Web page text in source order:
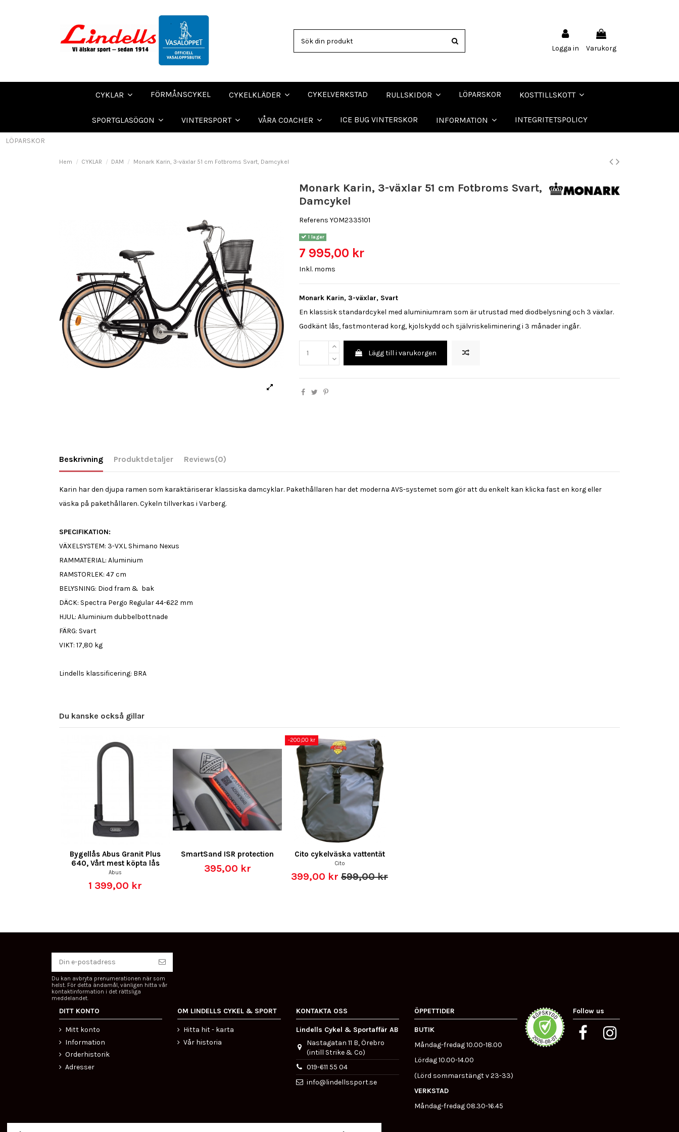
Logga in Varukorg
CYKLAR FÖRMÅNSCYKEL CYKELKLÄDER CYKELVERKSTAD RULLSKIDOR LÖPARSKOR KOSTTILLSKOTT
SPORTGLASÖGON VINTERSPORT VÅRA COACHER ICE BUG VINTERSKOR INFORMATION INTEGRITETSPOLICY
LÖPARSKOR
Hem CYKLAR DAM Monark Karin, 3-växlar 51 cm Fotbroms Svart, Damcykel
Monark Karin, 3-växlar 51 cm Fotbroms Svart,
Damcykel
Referens YOM2335101
I lager
7 995,00 kr
Inkl. moms
Monark Karin, 3-växlar, Svart
En klassisk standardcykel med aluminiumram som är utrustad med diodbelysning och 3 växlar.
Godkänt lås, fastmonterad korg, kjolskydd och självriskeliminering i 3 månader ingår.
Lägg till i varukorgen
Beskrivning Produktdetaljer Reviews(0)
Karin har den djupa ramen som karaktäriserar klassiska damcyklar. Pakethållaren har det moderna AVS-systemet som gör att du enkelt kan klicka fast en korg eller
väska på pakethållaren. Cykeln tillverkas i Varberg.
SPECIFIKATION:
VÄXELSYSTEM: 3-VXL Shimano Nexus
RAMMATERIAL: Aluminium
RAMSTORLEK: 47 cm
BELYSNING: Diod fram & bak
DÄCK: Spectra Pergo Regular 44-622 mm
HJUL: Aluminium dubbelbottnade
FÄRG: Svart
VIKT: 17,80 kg
Lindells klassificering: BRA
Du kanske också gillar
Bygellås Abus Granit Plus
640, Vårt mest köpta lås
Abus
1 399,00 kr
SmartSand ISR protection
395,00 kr
-200,00 kr
Cito cykelväska vattentät
Cito
399,00 kr 599,00 kr
Du kan avbryta prenumerationen när som
helst. För detta ändamål, vänligen hitta vår
kontaktinformation i det rättsliga
meddelandet.
DITT KONTO
Mitt konto
Information
Orderhistorik
Adresser
OM LINDELLS CYKEL & SPORT
Hitta hit - karta
Vår historia
KONTAKTA OSS
Lindells Cykel & Sportaffär AB
Nastagatan 11 B, Örebro
(intill Strike & Co)
019-611 55 04
info@lindellssport.se
ÖPPETTIDER
BUTIK
Måndag-fredag 10.00-18.00
Lördag 10.00-14.00
(Lörd sommarstängt v 23-33)
VERKSTAD
Måndag-fredag 08.30-16.45
Follow us